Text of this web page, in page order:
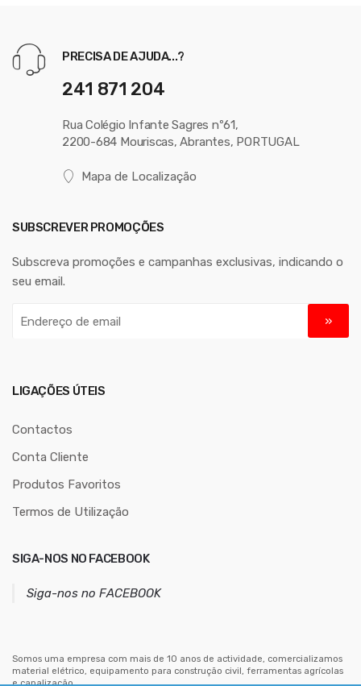
PRECISA DE AJUDA...?
241 871 204
Rua Colégio Infante Sagres nº61,
2200-684 Mouriscas, Abrantes, PORTUGAL
Mapa de Localização
SUBSCREVER PROMOÇÕES
Subscreva promoções e campanhas exclusivas, indicando o
seu email.
r
ç
e
e
i
LIGAÇÕES ÚTEIS
Contactos
Conta Cliente
Produtos Favoritos
Termos de Utilização
SIGA-NOS NO FACEBOOK
Siga-nos no FACEBOOK
Somos uma empresa com mais de 10 anos de actividade, comercializamos
material elétrico, equipamento para construção civil, ferramentas agrícolas
e canalização.